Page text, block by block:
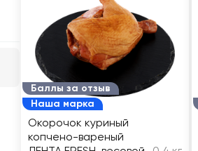
Баллы за отзыв
Наша марка
Окорочок куриный
копчено-вареный